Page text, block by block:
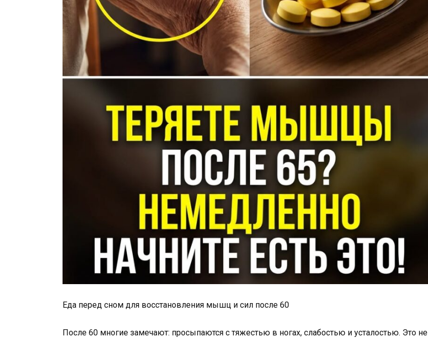
Еда перед сном для восстановления мышц и сил после 60
После 60 многие замечают: просыпаются с тяжестью в ногах, слабостью и усталостью. Это не